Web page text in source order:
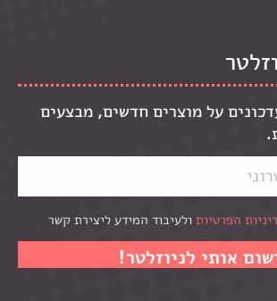
על מוצרים חדשים, מבצעים
הפרטיות ולעיבוד המידע ליצירת קשר